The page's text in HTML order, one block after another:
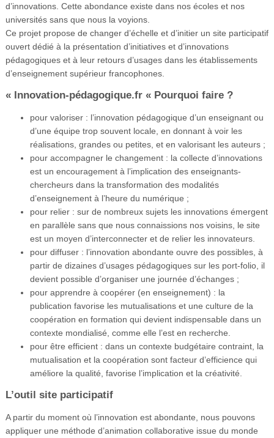
d’innovations. Cette abondance existe dans nos écoles et nos
universités sans que nous la voyions.
Ce projet propose de changer d’échelle et d’initier un site participatif
ouvert dédié à la présentation d’initiatives et d’innovations
pédagogiques et à leur retours d’usages dans les établissements
d’enseignement supérieur francophones.
« Innovation-pédagogique.fr « Pourquoi faire ?
pour valoriser : l’innovation pédagogique d’un enseignant ou
d’une équipe trop souvent locale, en donnant à voir les
réalisations, grandes ou petites, et en valorisant les auteurs ;
pour accompagner le changement : la collecte d’innovations
est un encouragement à l’implication des enseignants-
chercheurs dans la transformation des modalités
d’enseignement à l’heure du numérique ;
pour relier : sur de nombreux sujets les innovations émergent
en parallèle sans que nous connaissions nos voisins, le site
est un moyen d’interconnecter et de relier les innovateurs.
pour diffuser : l’innovation abondante ouvre des possibles, à
partir de dizaines d’usages pédagogiques sur les port-folio, il
devient possible d’organiser une journée d’échanges ;
pour apprendre à coopérer (en enseignement) : la
publication favorise les mutualisations et une culture de la
coopération en formation qui devient indispensable dans un
contexte mondialisé, comme elle l’est en recherche.
pour être efficient : dans un contexte budgétaire contraint, la
mutualisation et la coopération sont facteur d’efficience qui
améliore la qualité, favorise l’implication et la créativité.
L’outil site participatif
A partir du moment où l’innovation est abondante, nous pouvons
appliquer une méthode d’animation collaborative issue du monde